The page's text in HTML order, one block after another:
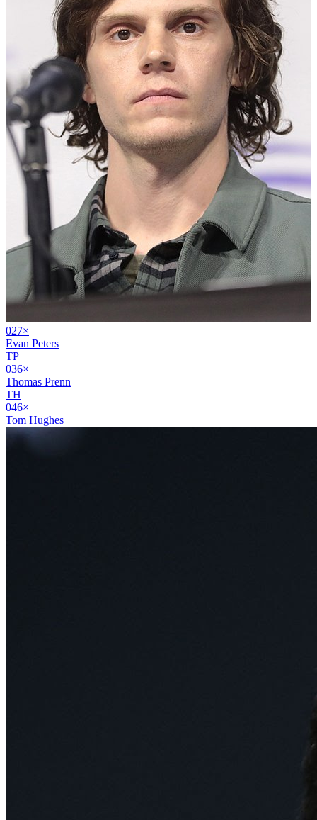
027×
Evan Peters
TP
036×
Thomas Prenn
TH
046×
Tom Hughes